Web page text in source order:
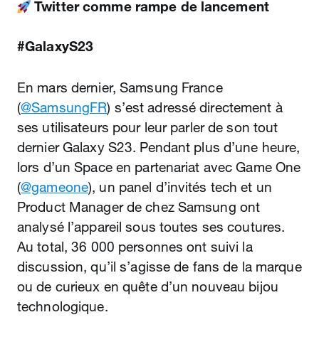
Twitter comme rampe de lancement
#GalaxyS23
En mars dernier, Samsung France
(@SamsungFR) s’est adressé directement à
ses utilisateurs pour leur parler de son tout
dernier Galaxy S23. Pendant plus d’une heure,
lors d’un Space en partenariat avec Game One
(@gameone), un panel d’invités tech et un
Product Manager de chez Samsung ont
analysé l’appareil sous toutes ses coutures.
Au total, 36 000 personnes ont suivi la
discussion, qu’il s’agisse de fans de la marque
ou de curieux en quête d’un nouveau bijou
technologique.